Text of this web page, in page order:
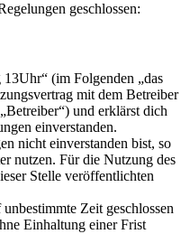
geschlossen:
(im Folgenden „das
mit dem Betreiber
und erklärst dich
einverstanden.
nicht einverstanden bist, so
nutzen. Für die Nutzung des
Stelle veröffentlichten
Zeit geschlossen
Einhaltung einer Frist